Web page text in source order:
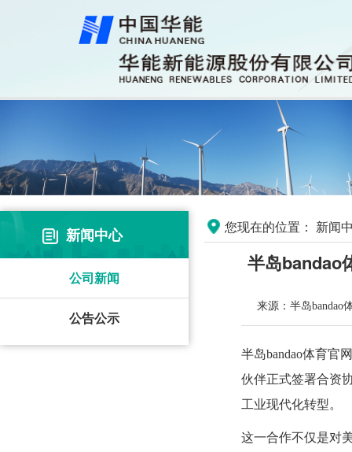
新闻中心
公司新闻
公告公示
您现在的位置： 新闻
半岛bandao
来源：半岛bandao
半岛bandao体育官
伙伴正式签署合资
工业现代化转型。
这一合作不仅是对